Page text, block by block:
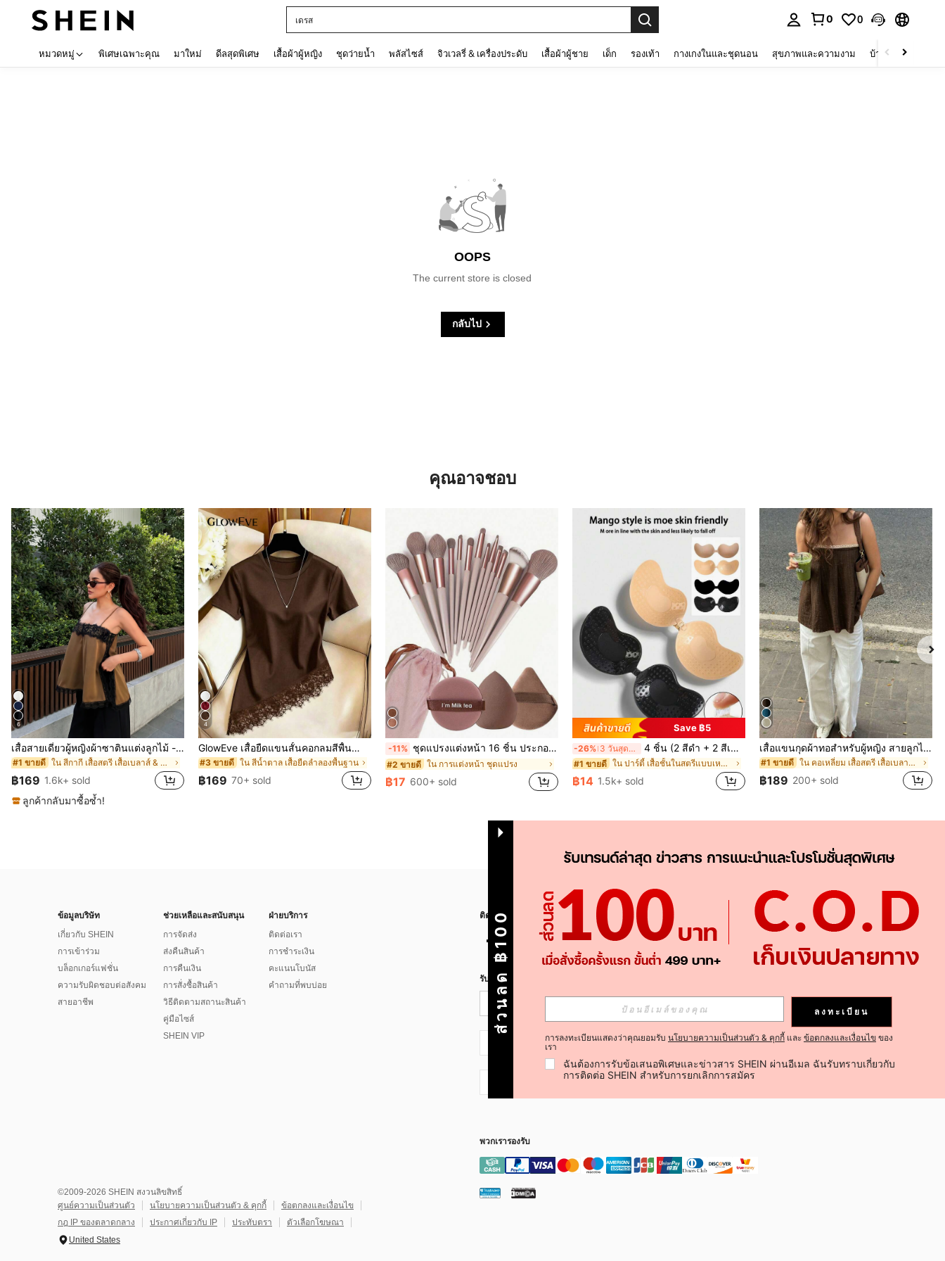
เดรส
0 0
หมวดหมู่ พิเศษเฉพาะคุณ มาใหม่ ดีลสุดพิเศษ เสื้อผ้าผู้หญิง ชุดว่ายน้ำ พลัสไซส์ จิวเวลรี่ & เครื่องประดับ เสื้อผ้าผู้ชาย เด็ก รองเท้า กางเกงในและชุดนอน สุขภาพและความงาม บ้านและที่อยู่อาศัย
OOPS
The current store is closed
กลับไป
คุณอาจชอบ
6
เสื้อสายเดี่ยวผู้หญิงผ้าซาตินแต่งลูกไม้ - เสื้อสายเดี่ยวฤดูร้อนสีคากีมีรอยผ่าด้านข้างที่น่าดึงดูดแบบสบายๆ
#1 ขายดี ใน สีกากี เสื้อสตรี เสื้อเบลาส์ & Tee
฿169 1.6k+ sold
ลูกค้ากลับมาซื้อซ้ำ!
4
GlowEve เสื้อยืดแขนสั้นคอกลมสีพื้นลำลองอเนกประสงค์สำหรับผู้หญิง
#3 ขายดี ใน สีน้ำตาล เสื้อยืดลำลองพื้นฐาน
฿169 70+ sold
-11% ชุดแปรงแต่งหน้า 16 ชิ้น ประกอบด้วยแปรงแต่งหน้า 13 ชิ้น, ฟองน้ำแต่งหน้ารูปหยดน้ำ 1 ชิ้น, แปรงแป้งรองพื้นกลม 1 ชิ้น และฟองน้ำแต่งหน้ารูปสามเหลี่ยม 1 ชิ้น - ชุดคลาสสิก ทำจากขนสังเคราะห์นุ่มและเป็นมิตรต่อผิว เหมาะสำหรับผู้หญิงและเด็กผู้หญิง เหมาะสำหรับฤดูใบไม้ร่วงและฤดูหนาว
#2 ขายดี ใน การแต่งหน้า ชุดแปรง
฿17 600+ sold
Save ฿5
-26% 3 วันสุดท้าย 4 ชิ้น (2 สีดำ + 2 สีเนื้อ) แผ่นรองอกซิลิโคนแบบติดเองได้ แบบไม่เห็นรอย ไร้สาย ไร้หลัง สำหรับงานแต่งงาน, เสื้อเปิดไหล่, งานเลี้ยงเพื่อนเจ้าสาว
#1 ขายดี ใน ปาร์ตี้ เสื้อชั้นในสตรีแบบเหนียว
฿14 1.5k+ sold
เสื้อแขนกุดผ้าทอสำหรับผู้หญิง สายลูกไม้ ทรงหลวมสบาย ความยาวปกติ ผ้ามีเท็กซ์เจอร์ ดีไซน์ต่อผ้าลูกไม้ สำหรับฤดูร้อน
#1 ขายดี ใน คอเหลี่ยม เสื้อสตรี เสื้อเบลาส์ & Tee
฿189 200+ sold
ข้อมูลบริษัท
เกี่ยวกับ SHEIN
การเข้าร่วม
บล็อกเกอร์แฟชั่น
ความรับผิดชอบต่อสังคม
สายอาชีพ
ช่วยเหลือและสนับสนุน
การจัดส่ง
ส่งคืนสินค้า
การคืนเงิน
การสั่งซื้อสินค้า
วิธีติดตามสถานะสินค้า
คู่มือไซส์
SHEIN VIP
ฝ่ายบริการ
ติดต่อเรา
การชำระเงิน
คะแนนโบนัส
คำถามที่พบบ่อย
ติดตามเรา
รับข่าวสาร SHEIN
ติดตาม
พวกเรารองรับ
©2009-2026 SHEIN สงวนลิขสิทธิ์
ศูนย์ความเป็นส่วนตัว
นโยบายความเป็นส่วนตัว & คุกกี้
ข้อตกลงและเงื่อนไข
กฎ IP ของตลาดกลาง
ประกาศเกี่ยวกับ IP ประทับตรา
ตัวเลือกโฆษณา
United States
ส่วนลด ฿100 ลงทะเบียน
การลงทะเบียนแสดงว่าคุณยอมรับ นโยบายความเป็นส่วนตัว & คุกกี้ และ ข้อตกลงและเงื่อนไข ของ
เรา
ฉันต้องการรับข้อเสนอพิเศษและข่าวสาร SHEIN ผ่านอีเมล ฉันรับทราบเกี่ยวกับ
การติดต่อ SHEIN สำหรับการยกเลิกการสมัคร